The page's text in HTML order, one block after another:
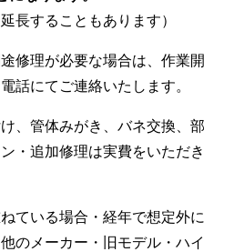
長することもあります）
修理が必要な場合は、作業開
話にてご連絡いたします。
、管体みがき、バネ交換、部
・追加修理は実費をいただき
ている場合・経年で想定外に
のメーカー・旧モデル・ハイ